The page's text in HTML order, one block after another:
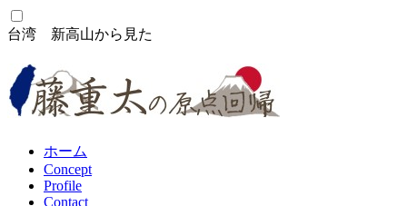
コ
ン
ン
ツ
へ
台湾 新高山から見た
ホーム
Concept
Profile
Contact